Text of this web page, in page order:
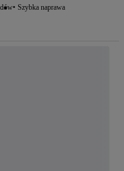
Szybka naprawa